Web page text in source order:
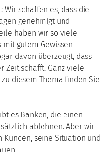
Wir schaffen es, dass die
genehmigt und
haben wir so viele
mit gutem Gewissen
davon überzeugt, dass
Zeit schafft. Ganz viele
diesem Thema finden Sie
es Banken, die einen
ablehnen. Aber wir
Kunden, seine Situation und